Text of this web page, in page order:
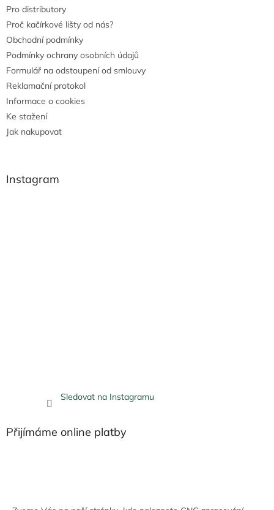
Pro distributory
Proč kačírkové lišty od nás?
Obchodní podmínky
Podmínky ochrany osobních údajů
Formulář na odstoupení od smlouvy
Reklamační protokol
Informace o cookies
Ke stažení
Jak nakupovat
Instagram
Sledovat na Instagramu
Přijímáme online platby